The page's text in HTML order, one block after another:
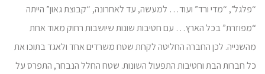
“פלגל”, “מדי ורד” ועוד… למעשה, עד לאחרונה, “קבוצת גאון” הייתה
“מפוזרת” בכל הארץ… עם חטיבות שונות שיושבות רחוק מאוד אחת
מהשנייה. לכן החברה החליטה לקחת שטח משרדים אחד ולאגד בתוכו את
כל חברות הבת וחטיבות התפעול השונות. שטח החלל הנבחר, התפרס על